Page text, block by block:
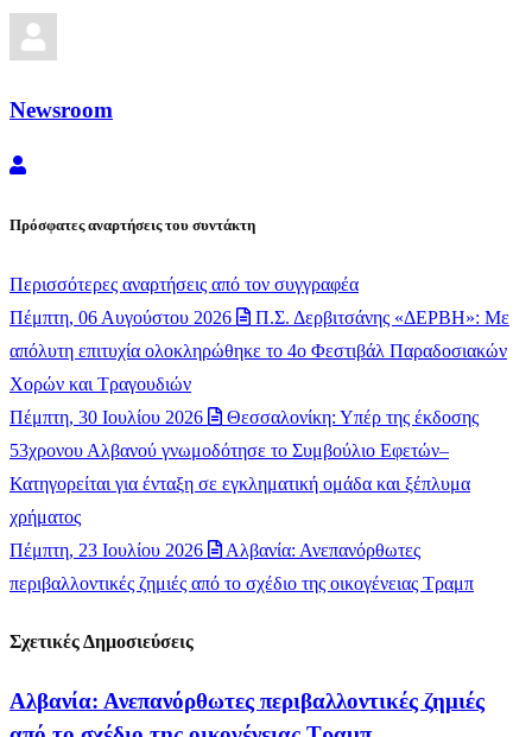
Newsroom
Newsroom
Πρόσφατες αναρτήσεις του συντάκτη
Περισσότερες αναρτήσεις από τον συγγραφέα
Πέμπτη, 06 Αυγούστου 2026
Π.Σ. Δερβιτσάνης «ΔΕΡΒΗ»: Με
απόλυτη επιτυχία ολοκληρώθηκε το 4ο Φεστιβάλ Παραδοσιακών
Χορών και Τραγουδιών
Πέμπτη, 30 Ιουλίου 2026
Θεσσαλονίκη: Υπέρ της έκδοσης
53χρονου Αλβανού γνωμοδότησε το Συμβούλιο Εφετών–
Κατηγορείται για ένταξη σε εγκληματική ομάδα και ξέπλυμα
χρήματος
Πέμπτη, 23 Ιουλίου 2026
Αλβανία: Ανεπανόρθωτες
περιβαλλοντικές ζημιές από το σχέδιο της οικογένειας Τραμπ
Σχετικές Δημοσιεύσεις
Αλβανία: Ανεπανόρθωτες περιβαλλοντικές ζημιές